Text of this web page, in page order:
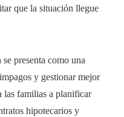
que la situación llegue
se presenta como una
y gestionar mejor
las familias a planificar
hipotecarios y